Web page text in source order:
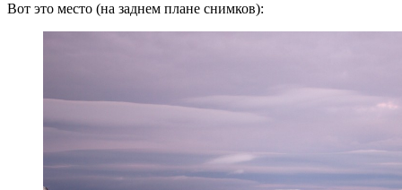
Вот это место (на заднем плане снимков):